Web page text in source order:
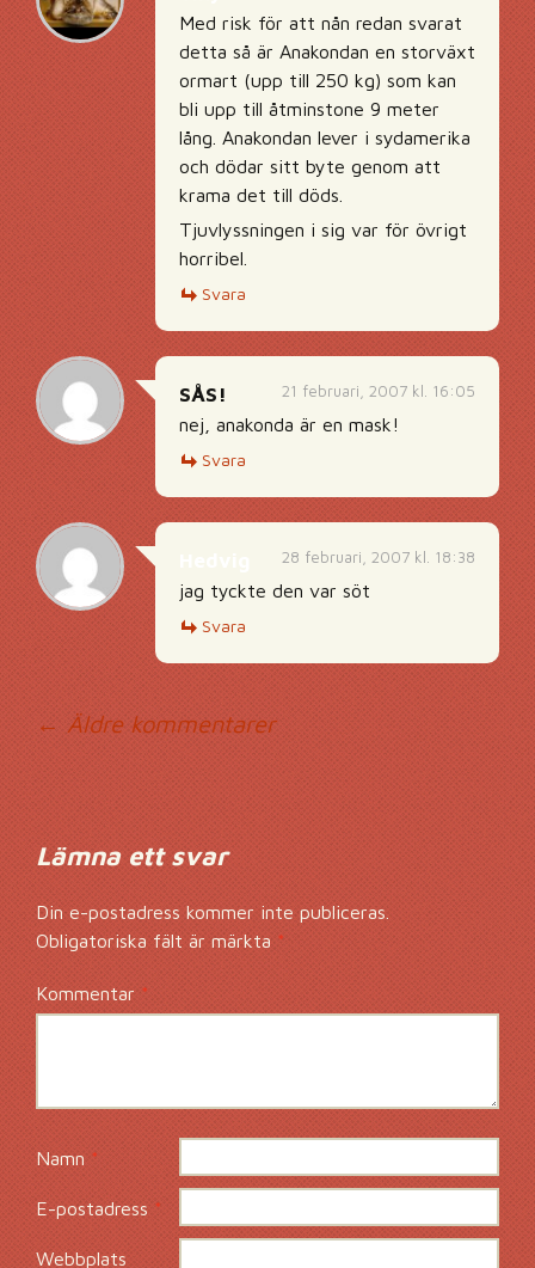
Med risk för att nån redan svarat
detta så är Anakondan en storväxt
ormart (upp till 250 kg) som kan
bli upp till åtminstone 9 meter
lång. Anakondan lever i sydamerika
och dödar sitt byte genom att
krama det till döds.
Tjuvlyssningen i sig var för övrigt
horribel.
Svara
21 februari, 2007 kl. 16:05
SÅS!
nej, anakonda är en mask!
Svara
28 februari, 2007 kl. 18:38
jag tyckte den var söt
Svara
← Äldre kommentarer
Lämna ett svar
Din e-postadress kommer inte publiceras.
Obligatoriska fält är märkta*
Kommentar*
Namn *
E-postadress*
Webbplats